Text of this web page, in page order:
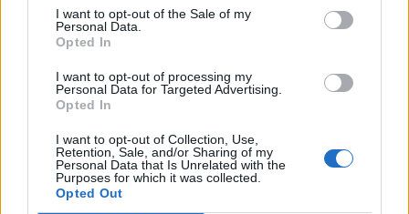
I want to opt-out of the Sale of my
Personal Data.
Opted In
I want to opt-out of processing my
Personal Data for Targeted Advertising.
Opted In
I want to opt-out of Collection, Use,
Retention, Sale, and/or Sharing of my
Personal Data that Is Unrelated with the
Purposes for which it was collected.
Opted Out
250,54 kilómetros
Huescaa 260,68
Zaragozaa 298,62
kilómetros
Castellón a 308,58
kilómetros
Teruela 360,05 kilómetros